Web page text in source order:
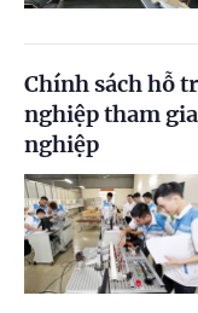
Chính sách hỗ
nghiệp tham
nghiệp